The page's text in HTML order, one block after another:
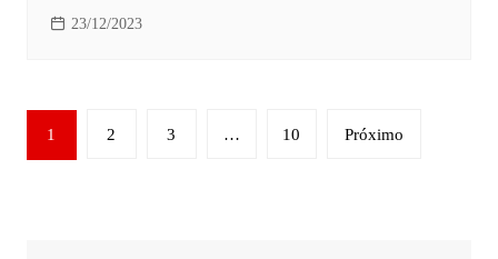
23/12/2023
Paginação
de
1 2 3 … 10 Próximo